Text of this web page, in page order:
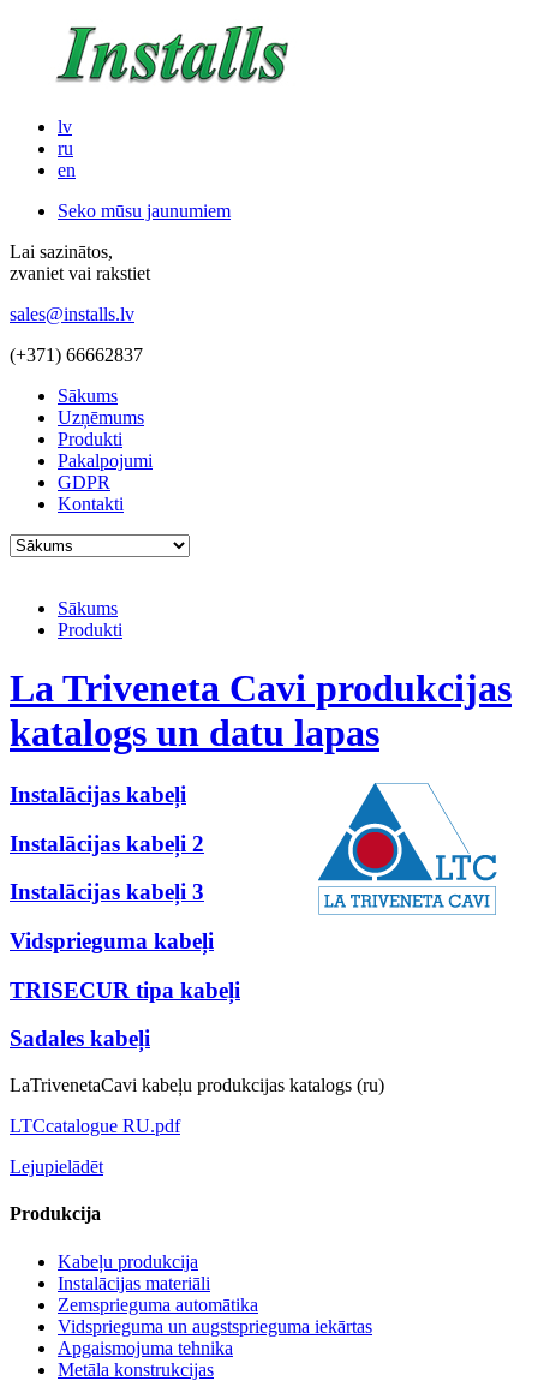
lv
ru
en
Seko mūsu jaunumiem
Lai sazinātos,
zvaniet vai rakstiet
sales@installs.lv
(+371) 66662837
Sākums
Uzņēmums
Produkti
Pakalpojumi
GDPR
Kontakti
Sākums
Produkti
La Triveneta Cavi produkcijas
katalogs un datu lapas
Instalācijas kabeļi
Instalācijas kabeļi 2
Instalācijas kabeļi 3
Vidsprieguma kabeļi
TRISECUR tipa kabeļi
Sadales kabeļi
LaTrivenetaCavi kabeļu produkcijas katalogs (ru)
LTCcatalogue RU.pdf
Lejupielādēt
Produkcija
Kabeļu produkcija
Instalācijas materiāli
Zemsprieguma automātika
Vidsprieguma un augstsprieguma iekārtas
Apgaismojuma tehnika
Metāla konstrukcijas